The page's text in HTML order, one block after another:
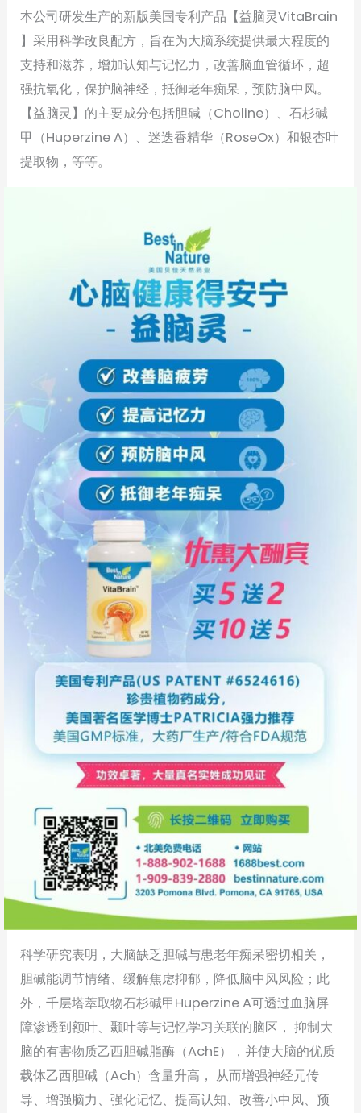
本公司研发生产的新版美国专利产品【益脑灵VitaBrain
】采用科学改良配方，旨在为大脑系统提供最大程度的
支持和滋养，增加认知与记忆力，改善脑血管循环，超
强抗氧化，保护脑神经，抵御老年痴呆，预防脑中风。
【益脑灵】的主要成分包括胆碱（Choline）、石杉碱
甲（Huperzine A）、迷迭香精华（RoseOx）和银杏叶
提取物，等等。
科学研究表明，大脑缺乏胆碱与患老年痴呆密切相关，
胆碱能调节情绪、缓解焦虑抑郁，降低脑中风风险；此
外，千层塔萃取物石杉碱甲Huperzine A可透过血脑屏
障渗透到额叶、颞叶等与记忆学习关联的脑区， 抑制大
脑的有害物质乙西胆碱脂酶（AchE），并使大脑的优质
载体乙西胆碱（Ach）含量升高， 从而增强神经元传
导、增强脑力、强化记忆、提高认知、改善小中风、预